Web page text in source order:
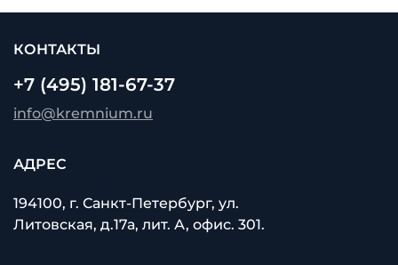
КОНТАКТЫ
+7 (495) 181-67-37
info@kremnium.ru
АДРЕС
194100, г. Санкт-Петербург, ул.
Литовская, д.17а, лит. А, офис. 301.